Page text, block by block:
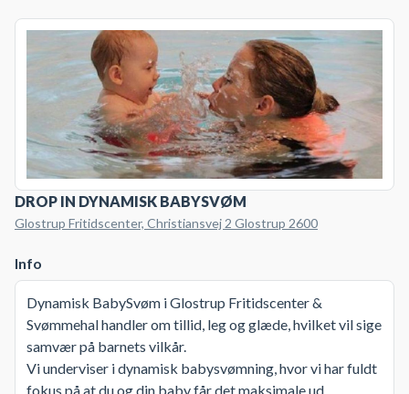
DROP IN DYNAMISK BABYSVØM
Glostrup Fritidscenter, Christiansvej 2 Glostrup 2600
Info
Dynamisk BabySvøm i Glostrup Fritidscenter &
Svømmehal handler om tillid, leg og glæde, hvilket vil sige
samvær på barnets vilkår.
Vi underviser i dynamisk babysvømning, hvor vi har fuldt
fokus på at du og din baby får det maksimale ud